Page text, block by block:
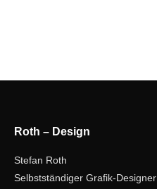
Roth – Design
Stefan Roth
Selbstständiger Grafik-Designer